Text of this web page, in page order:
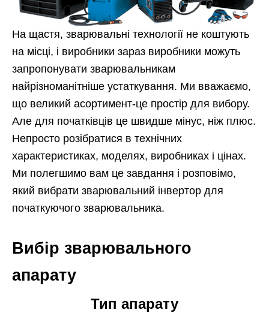
На щастя, зварювальні технології не коштують
на місці, і виробники зараз виробники можуть
запропонувати зварювальникам
найрізноманітніше устаткування. Ми вважаємо,
що великий асортимент-це простір для вибору.
Але для початківців це швидше мінус, ніж плюс.
Непросто розібратися в технічних
характеристиках, моделях, виробниках і цінах.
Ми полегшимо вам це завдання і розповімо,
який вибрати зварювальний інвертор для
початкуючого зварювальника.
Вибір зварювального
апарату
Тип апарату